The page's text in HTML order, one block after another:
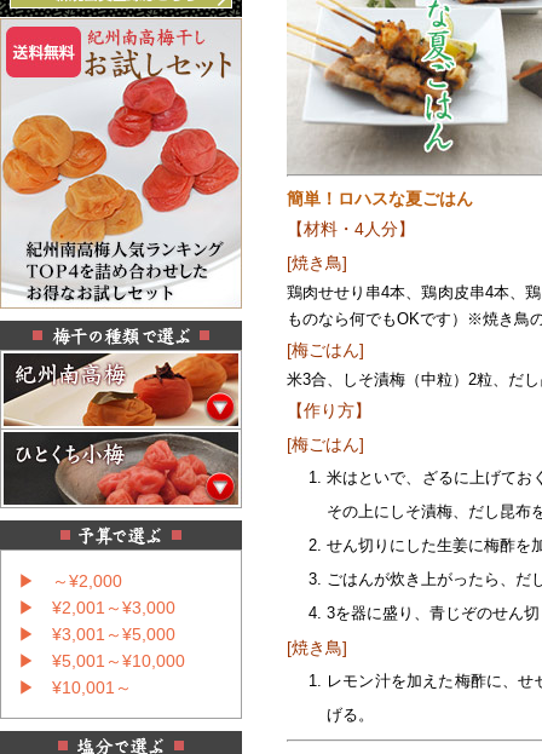
▶ ～¥2,000
▶ ¥2,001～¥3,000
▶ ¥3,001～¥5,000
▶ ¥5,001～¥10,000
▶ ¥10,001～
簡単！ロハスな夏ごはん
【材料・4人分】
[焼き鳥]
鶏肉せせり串4本、鶏肉皮串4本、
ものなら何でもOKです）※焼き鳥
[梅ごはん]
米3合、しそ漬梅（中粒）2粒、だ
【作り方】
[梅ごはん]
米はといで、ざるに上げてお
その上にしそ漬梅、だし昆布
せん切りにした生姜に梅酢を
ごはんが炊き上がったら、だ
3を器に盛り、青じぞのせん
[焼き鳥]
レモン汁を加えた梅酢に、
げる。